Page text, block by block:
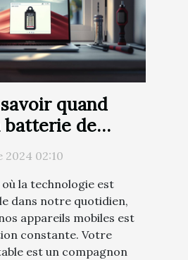
quand
batterie de
portable
2024 02:10
la technologie est
dans notre quotidien,
appareils mobiles est
constante. Votre
est un compagnon